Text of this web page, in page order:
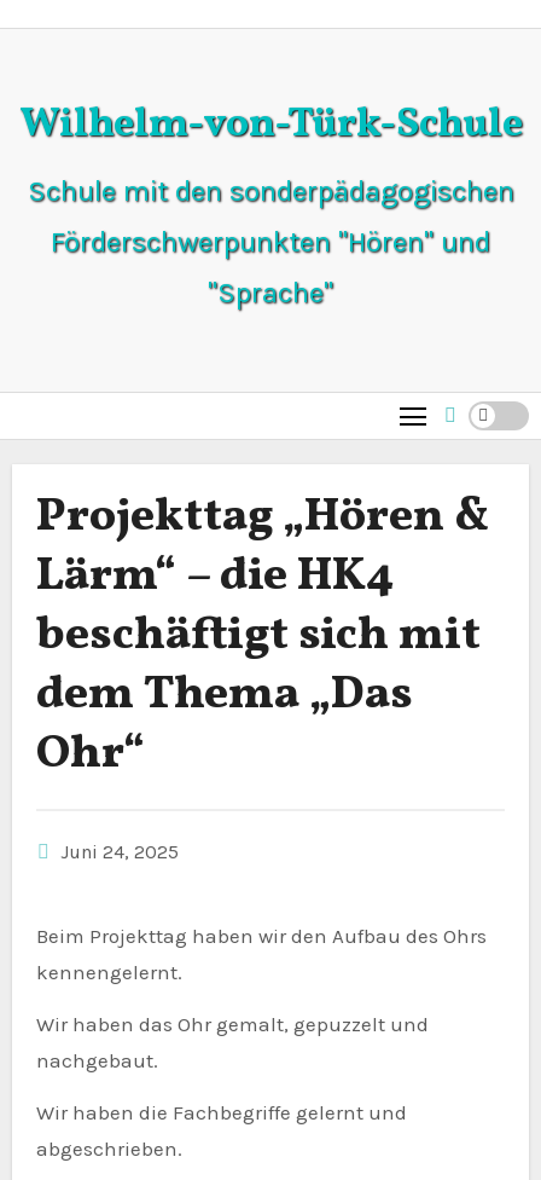
Wilhelm-von-Türk-Schule
Schule mit den sonderpädagogischen
Förderschwerpunkten "Hören" und
"Sprache"
Projekttag „Hören &
Lärm“ – die HK4
beschäftigt sich mit
dem Thema „Das
Ohr“
Juni 24, 2025
Beim Projekttag haben wir den Aufbau des Ohrs
kennengelernt.
Wir haben das Ohr gemalt, gepuzzelt und
nachgebaut.
Wir haben die Fachbegriffe gelernt und
abgeschrieben.